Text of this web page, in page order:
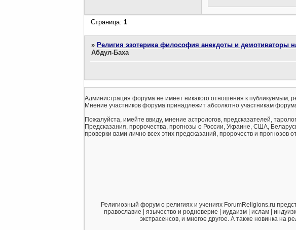
Страница:1
» Религия эзотерика философия анекдоты и
Абдул-Баха
Администрация форума не имеет никакого отношения к
Мнение участников форума принадлежит абсолютно участникам
Пожалуйста, имейте ввиду, мнение астрологов, предсказателей,
Предсказания, пророчества, прогнозы о России, Украине, США,
проверки вами лично всех этих предсказаний, пророчеств и прогнозов
Религиозный форум о религиях и учениях ForumReligions.ru
православие | язычество и родноверие | иудаизм | ислам |
экстрасенсов, и многое другое. А также новинка на